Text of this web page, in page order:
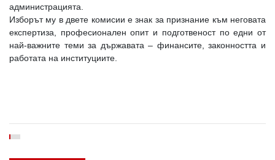
администрацията.
Изборът му в двете комисии е знак за признание към неговата
експертиза, професионален опит и подготвеност по едни от
най-важните теми за държавата – финансите, законността и
работата на институциите.